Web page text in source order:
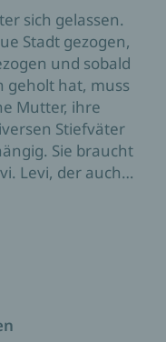
sich gelassen.
Stadt gezogen,
und sobald
geholt hat, muss
Mutter, ihre
Stiefväter
Sie braucht
Levi, der auch
stiehlt. Denn
beinahe
wofür es
Jemanden...